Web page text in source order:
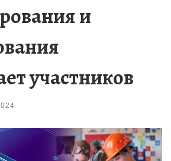
и
участников